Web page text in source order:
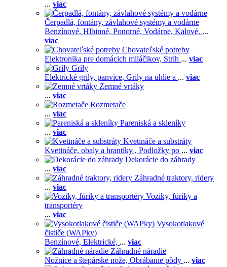
... viac
Čerpadlá, fontány, závlahové systémy a vodárne
Benzínové, Hlbinné, Ponorné, Vodárne, Kalové, ...
viac
Chovateľské potreby
Elektronika pre domácich miláčikov, Strih ... viac
Grily
Elektrické grily, panvice, Grily na uhlie a ... viac
Zemné vrtáky
... viac
Rozmetače
... viac
Pareniská a skleníky
... viac
Kvetináče a substráty
Kvetináče, obaly a hrantíky , Podložky po ... viac
Dekorácie do záhrady
... viac
Záhradné traktory, ridery
... viac
Voziky, fúriky a
transportéry
... viac
Vysokotlakové
čističe (WAPky)
Benzínové, Elektrické, ... viac
Záhradné náradie
Nožnice a štepárske nože, Obrábanie pôdy ... viac